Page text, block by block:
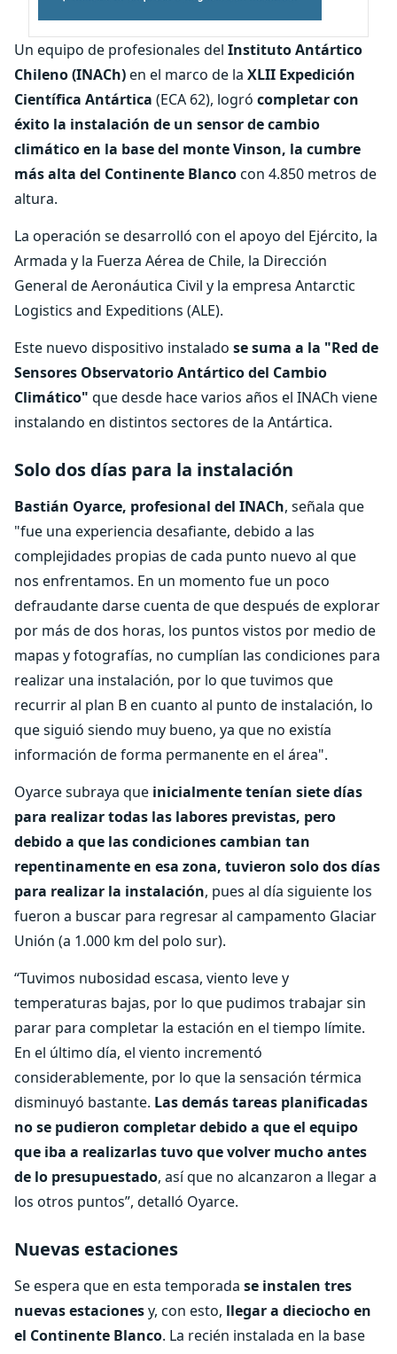
Un equipo de profesionales del Instituto Antártico
Chileno (INACh)en el marco de la XLII Expedición
Científica Antártica (ECA 62), logró completar con
éxito la instalación de un sensor de cambio
climático en la base del monte Vinson, la cumbre
más alta del Continente Blancocon 4.850 metros de
altura.
La operación se desarrolló con el apoyo del Ejército, la
Armada y la Fuerza Aérea de Chile, la Dirección
General de Aeronáutica Civil y la empresa Antarctic
Logistics and Expeditions (ALE).
Este nuevo dispositivo instalado se suma a la "Red de
Sensores Observatorio Antártico del Cambio
Climático" que desde hace varios años el INACh viene
instalando en distintos sectores de la Antártica.
Solo dos días para la instalación
Bastián Oyarce, profesional del INACh, señala que
"fue una experiencia desafiante, debido a las
complejidades propias de cada punto nuevo al que
nos enfrentamos. En un momento fue un poco
defraudante darse cuenta de que después de explorar
por más de dos horas, los puntos vistos por medio de
mapas y fotografías, no cumplían las condiciones para
realizar una instalación, por lo que tuvimos que
recurrir al plan B en cuanto al punto de instalación, lo
que siguió siendo muy bueno, ya que no existía
información de forma permanente en el área".
Oyarce subraya que inicialmente tenían siete días
para realizar todas las labores previstas, pero
debido a que las condiciones cambian tan
repentinamente en esa zona, tuvieron solo dos días
para realizar la instalación, pues al día siguiente los
fueron a buscar para regresar al campamento Glaciar
Unión (a 1.000 km del polo sur).
“Tuvimos nubosidad escasa, viento leve y
temperaturas bajas, por lo que pudimos trabajar sin
parar para completar la estación en el tiempo límite.
En el último día, el viento incrementó
considerablemente, por lo que la sensación térmica
disminuyó bastante. Las demás tareas planificadas
no se pudieron completar debido a que el equipo
que iba a realizarlas tuvo que volver mucho antes
de lo presupuestado, así que no alcanzaron a llegar a
los otros puntos”, detalló Oyarce.
Nuevas estaciones
Se espera que en esta temporada se instalen tres
nuevas estacionesy, con esto, llegar a dieciocho en
el Continente Blanco. La recién instalada en la base